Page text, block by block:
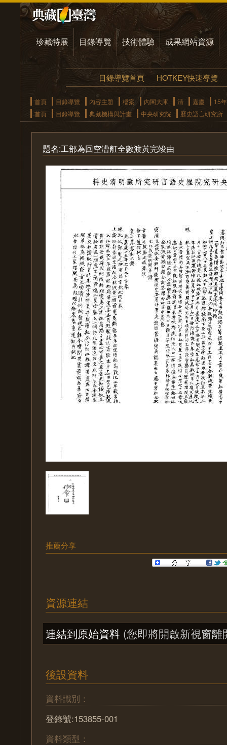
珍藏特展 目錄導覽 技術體驗 成果網站資源
目錄導覽首頁 HOTKEY快速導覽
首頁 目錄導覽 內容主題 檔案 內閣大庫 清 嘉慶
15年
首頁
目錄導覽 典藏機構與計畫 中央研究院 歷史語言研究所
題名:工部為回空漕舡全數渡黃完竣由
推薦分享
資源連結
連結到原始資料 (您即將開啟新視窗離
後設資料
資料識別：
登錄號:153855-001
資料類型：